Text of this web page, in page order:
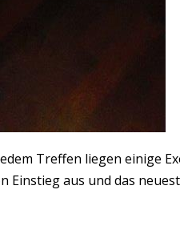
Treffen liegen einige
aus und das